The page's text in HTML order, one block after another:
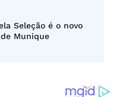
Seleção é o novo
Munique